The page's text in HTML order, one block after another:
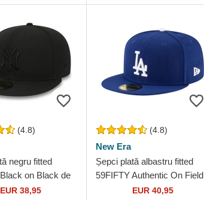
(4.8)
negru fitted
on Black de
Yankees MLB de
EUR 38,95
(4.8)
New Era
Șepci plată albastru fitted
59FIFTY Authentic On Field
Game de Los Angeles
EUR 40,95